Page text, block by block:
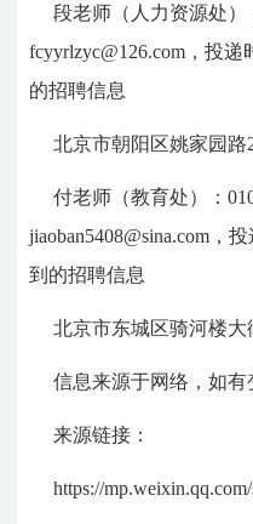
段老师（人力资源处）
fcyyrlzyc@126.com，投递
的招聘信息
北京市朝阳区姚家园路
付老师（教育处）：
jiaoban5408@sina.com，
到的招聘信息
北京市东城区骑河楼大
信息来源于网络，如有
来源链接：
https://